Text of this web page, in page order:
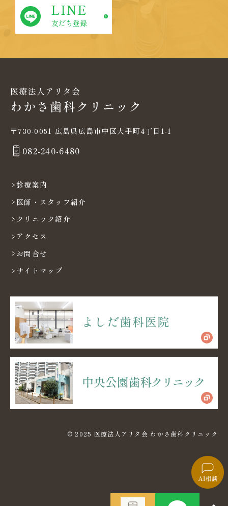
LINE
友だち登録
〒730-0051 広島県広島市中区大手町4丁目1-1
082-240-6480
診療案内
医師・スタッフ紹介
クリニック紹介
アクセス
お問合せ
サイトマップ
© 2025 医療法人アリタ会 わかさ歯科クリニック